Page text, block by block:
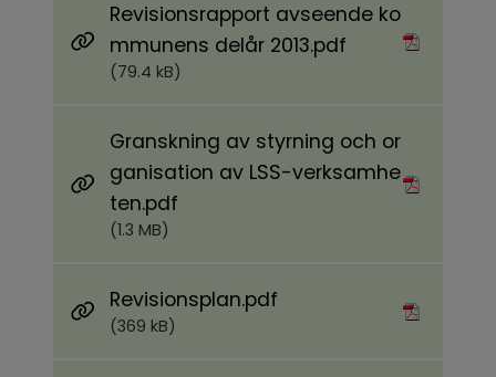
Revisionsrapport avseende ko
mmunens delår 2013.pdf Pdf, 79.4 kB.
(79.4 kB)
Granskning av styrning och or
ganisation av LSS-verksamhe
ten.pdf
(1.3 MB)
Revisionsplan.pdf
(369 kB)